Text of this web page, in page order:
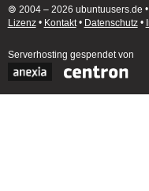
🄯 2004 – 2026 ubuntuusers.de
Lizenz• Kontakt• Datenschutz•
Serverhosting gespendet von